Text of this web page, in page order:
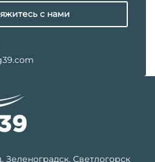
с нами
Зеленоградск, Светлогорск